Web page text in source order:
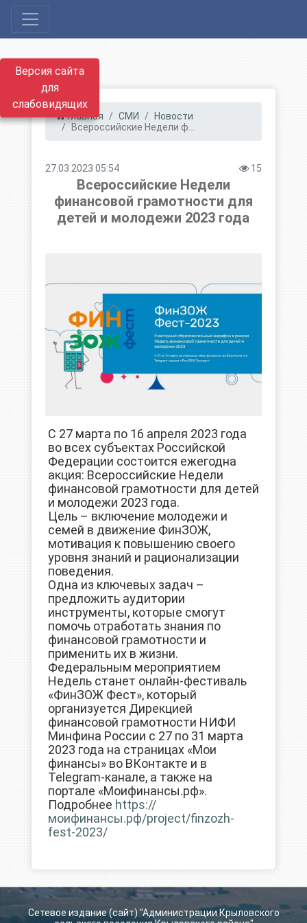
Версия сайта
для
слабовидящих
Главная СМИ
Новости
Всероссийские Недели ф...
27.03.2023 05:54 15
Всероссийские Недели
финансовой грамотности для
детей и молодежи 2023 года
С 27 марта по 16 апреля 2023 года
во всех субъектах Российской
Федерации состоится ежегодна
акция: Всероссийские Недели
финансовой грамотности для детей
и молодежи 2023 года.
Цель – включение молодежи и
семей в движение ФинЗОЖ,
мотивация к повышению своего
уровня знаний и рационализации
поведения.
Одна из ключевых задач –
предложить аудитории
инструменты, которые смогут
помочь отработать знания по
финансовой грамотности и
применить их в жизни.
Федеральным мероприятием
Недель станет онлайн-фестиваль
«ФинЗОЖ Фест», который
организуется Дирекцией
финансовой грамотности НИФИ
Минфина России с 27 по 31 марта
2023 года на страницах «Мои
финансы» во ВКонтакте и в
Telegram-канале, а также на
портале «Моифинансы.рф».
Подробнее https://
моифинансы.рф/project/finzozh-
fest-2023/
Сетевое издание (сайт) "Администрации Крыловского